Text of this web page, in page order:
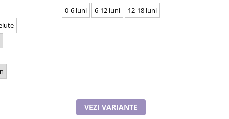
0-6 luni 6-12 luni 12-18 luni
VEZI VARIANTE